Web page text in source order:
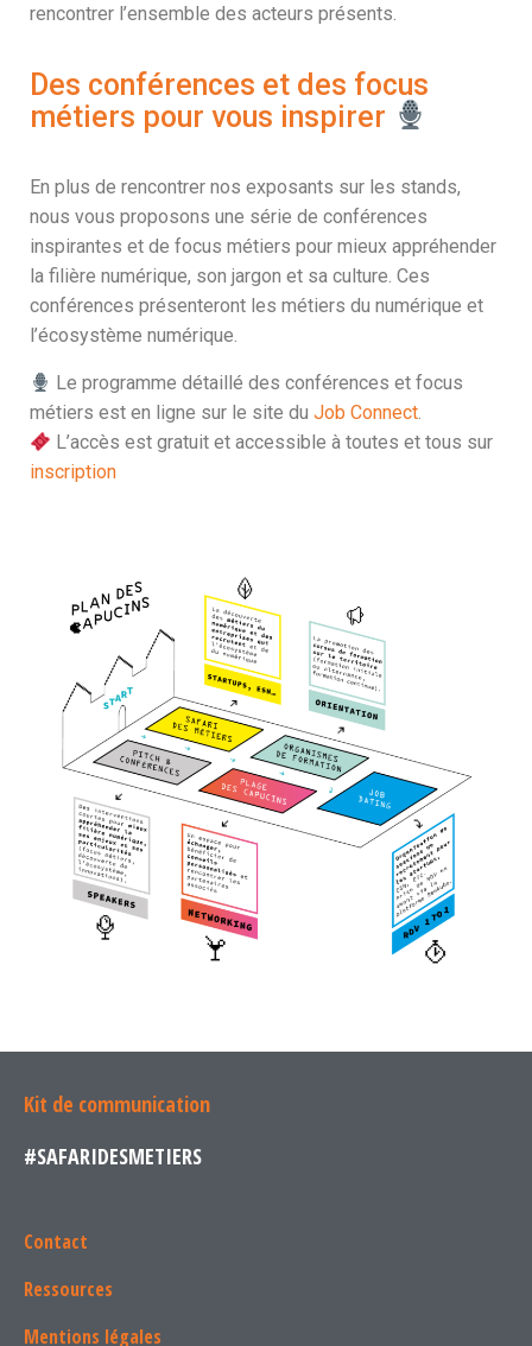
rencontrer l’ensemble des acteurs présents.
Des conférences et des focus
métiers pour vous inspirer
En plus de rencontrer nos exposants sur les stands,
nous vous proposons une série de conférences
inspirantes et de focus métiers pour mieux appréhender
la filière numérique, son jargon et sa culture. Ces
conférences présenteront les métiers du numérique et
l’écosystème numérique.
Le programme détaillé des conférences et focus
métiers est en ligne sur le site du Job Connect.
L’accès est gratuit et accessible à toutes et tous sur
inscription
Kit de communication
#SAFARIDESMETIERS
Contact
Ressources
Mentions légales